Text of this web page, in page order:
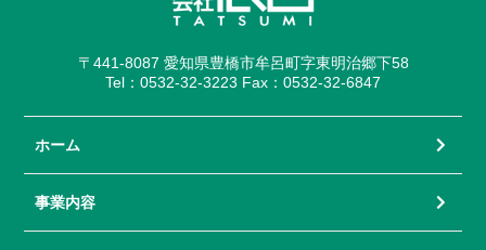
〒441-8087 愛知県豊橋市牟呂町字東明治郷下58
Tel：0532-32-3223 Fax：0532-32-6847
ホーム
事業内容